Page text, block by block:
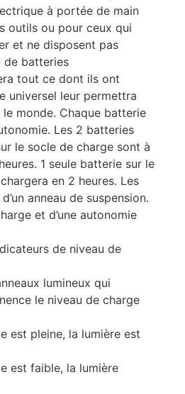
à portée de main
outils ou pour ceux qui
et ne disposent pas
de batteries
tout ce dont ils ont
universel leur permettra
le monde. Chaque batterie
Les 2 batteries
le socle de charge sont à
1 seule batterie sur le
en 2 heures. Les
anneau de suspension.
et d’une autonomie
de niveau de
lumineux qui
le niveau de charge
est pleine, la lumière est
est faible, la lumière